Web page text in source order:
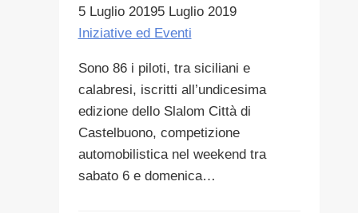
leggende
5 Luglio 20195 Luglio 2019
Iniziative ed Eventi
Sono 86 i piloti, tra siciliani e
calabresi, iscritti all’undicesima
edizione dello Slalom Città di
Castelbuono, competizione
automobilistica nel weekend tra
sabato 6 e domenica…